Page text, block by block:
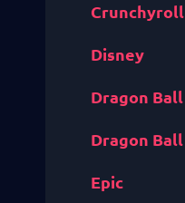
Crunchyroll
Disney
Dragon Ball
Dragon
Epic